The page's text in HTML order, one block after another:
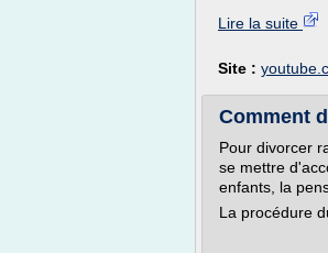
Lire la suite
Site :
Comment
Pour divorcer
se mettre
enfants, la
La procédure